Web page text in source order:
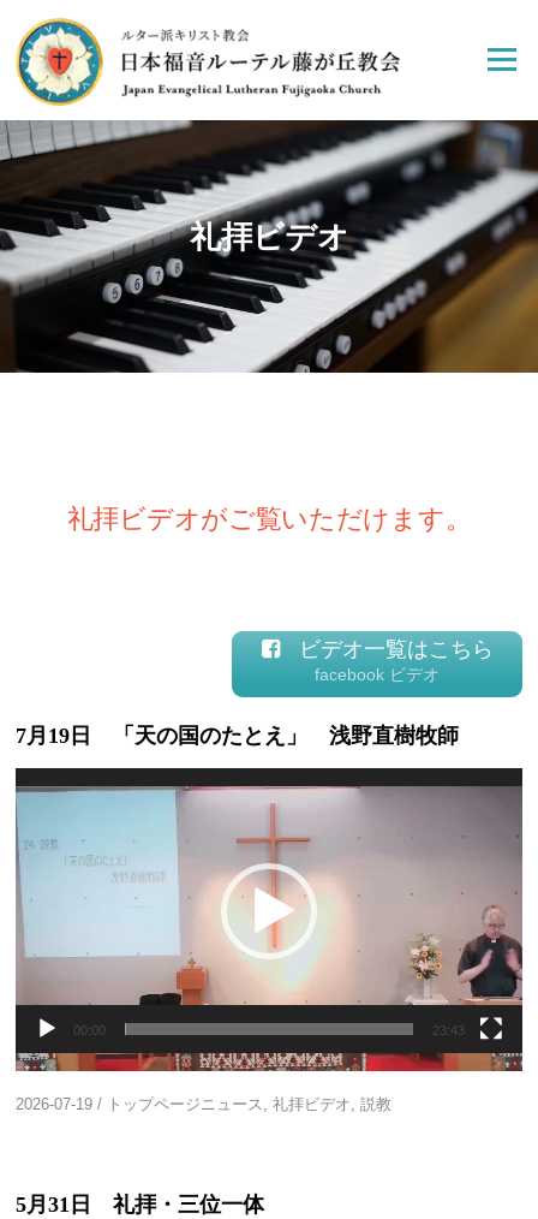
content
Menu
礼拝ビデオ
礼拝ビデオがご覧いただけます。
ビデオ一覧はこちら
facebook ビデオ
7月19日 「天の国のたとえ」 浅野直樹牧師
画
プ
ー
ー
00:00 23:43
2026-07-19 / トップページニュース ,礼拝ビデオ,説教
5月31日 礼拝・三位一体